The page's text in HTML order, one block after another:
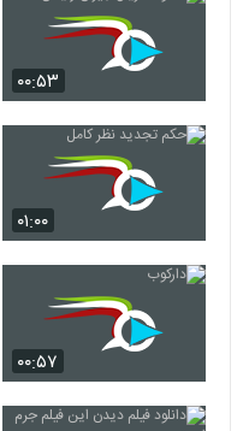
13
دانلود
۱,۸۲۲ بازدید
۱,۳۲۴ بازدید
16
۳,۳۵۸ بازدید
۰۰:۵۳
۰۱:۰۰
۰۰:۵۷